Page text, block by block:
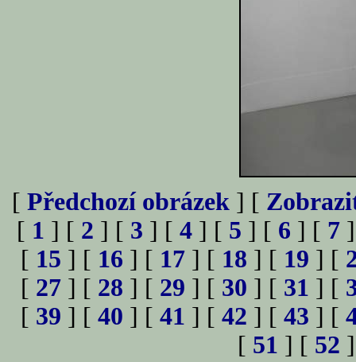
[ Předchozí obrázek ] [
[ 1 ] [ 2 ] [ 3 ] [ 4 ] [ 5 ] [ 6 ] [ 7
[ 15 ] [ 16 ] [ 17 ] [ 18 ] [ 19 ] [
[ 27 ] [ 28 ] [ 29 ] [ 30 ] [ 31 ] [
[ 39 ] [ 40 ] [ 41 ] [ 42 ] [ 43 ] [
[ 51 ] [ 52